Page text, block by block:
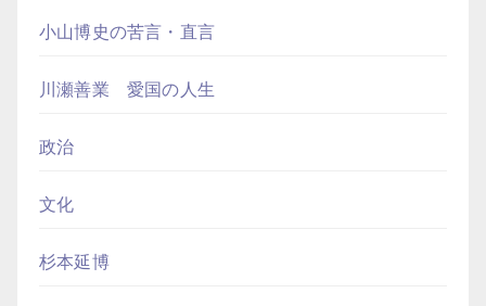
小山博史の苦言・直言
川瀬善業 愛国の人生
政治
文化
杉本延博